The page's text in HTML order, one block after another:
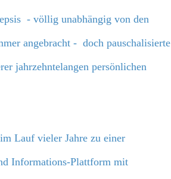
- völlig unabhängig von den
angebracht - doch pauschalisierte
jahrzehntelangen persönlichen
Lauf vieler Jahre zu einer
Informations-Plattform mit